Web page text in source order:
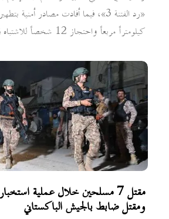
كيلومتراً مربعاً واحتجاز 12 شخصاً للاشتباه بهم
مقتل 7 مسلحين خلال عملية
ومقتل ضابط بالجيش الباكستاني